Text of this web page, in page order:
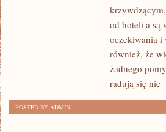
NAJOGROMNIEJSZA
WĘDROWCÓW
POSTANAWIA
WYBRAĆ
od hoteli a są
oczekiwania i
również, że
żadnego
radują się nie
POSTED BY ADMIN